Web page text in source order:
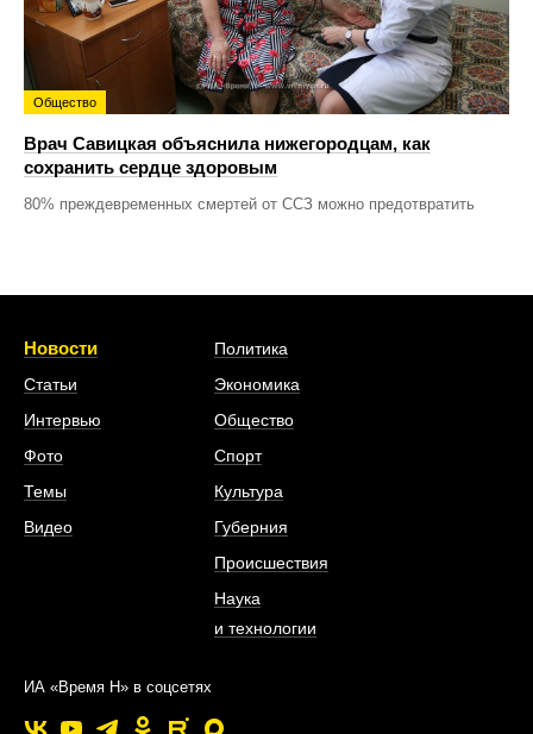
Общество
Врач Савицкая объяснила нижегородцам, как
сохранить сердце здоровым
80% преждевременных смертей от ССЗ можно предотвратить
Новости
Статьи
Интервью
Фото
Темы
Видео
Политика
Экономика
Общество
Спорт
Культура
Губерния
Происшествия
Наука
и технологии
ИА «Время Н» в соцсетях